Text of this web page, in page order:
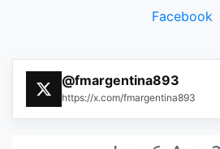
Facebook
@fmargentina893
https://x.com/fmargentina893